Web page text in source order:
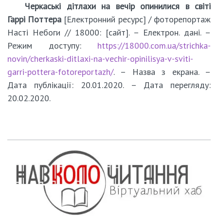
Черкаські дітлахи на вечір опинилися в світі
Гаррі Поттера [Електронний ресурс] / фоторепортаж
Насті Небоги // 18000: [сайт]. – Електрон. дані. –
Режим доступу: https://18000.com.ua/strichka-
novin/cherkaski-ditlaxi-na-vechir-opinilisya-v-sviti-
garri-pottera-fotoreportazh/. – Назва з екрана. –
Дата публікації: 20.01.2020. – Дата перегляду:
20.02.2020.